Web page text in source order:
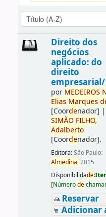
Direito dos
negócios
aplicado: do
direito
empresarial/
por MEDEIROS
Elias Marques
[Coordenador] |
SIMÃO FILHO,
Adalberto
[Coordenador].
Editora:São Paulo:
Almedina,2015
Disponibilidade:
[Númerode
Reservar
Adicionar